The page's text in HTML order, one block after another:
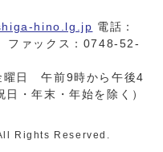
hino.lg.jp 電話：
ファックス：0748-52-
曜日 午前9時から午後4
・年末・年始を除く）
Rights Reserved.